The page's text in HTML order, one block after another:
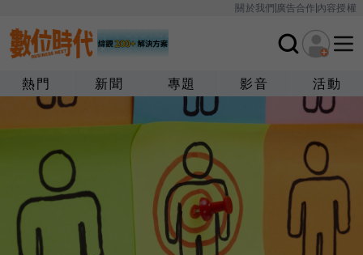
關於我們廣告合作內容授權
熱門 新聞 專題 影音 活動